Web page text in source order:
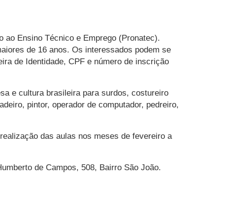
Ensino Técnico e Emprego (Pronatec).
de 16 anos. Os interessados podem se
de Identidade, CPF e número de inscrição
e cultura brasileira para surdos, costureiro
pintor, operador de computador, pedreiro,
das aulas nos meses de fevereiro a
de Campos, 508, Bairro São João.